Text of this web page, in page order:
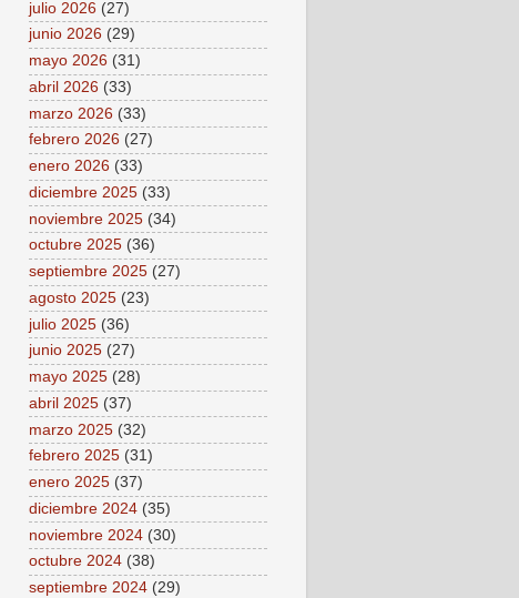
julio 2026 (27)
junio 2026 (29)
mayo 2026 (31)
abril 2026 (33)
marzo 2026 (33)
febrero 2026 (27)
enero 2026 (33)
diciembre 2025 (33)
noviembre 2025 (34)
octubre 2025 (36)
septiembre 2025 (27)
agosto 2025 (23)
julio 2025 (36)
junio 2025 (27)
mayo 2025 (28)
abril 2025 (37)
marzo 2025 (32)
febrero 2025 (31)
enero 2025 (37)
diciembre 2024 (35)
noviembre 2024 (30)
octubre 2024 (38)
septiembre 2024 (29)